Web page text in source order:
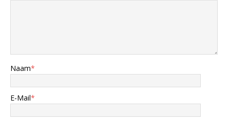
Naam*
E-Mail*